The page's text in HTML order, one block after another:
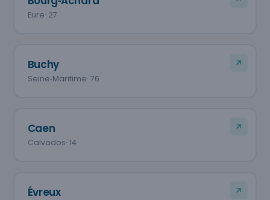
Eure· 27
Buchy
Seine‑Maritime· 76
Caen
Calvados· 14
Évreux